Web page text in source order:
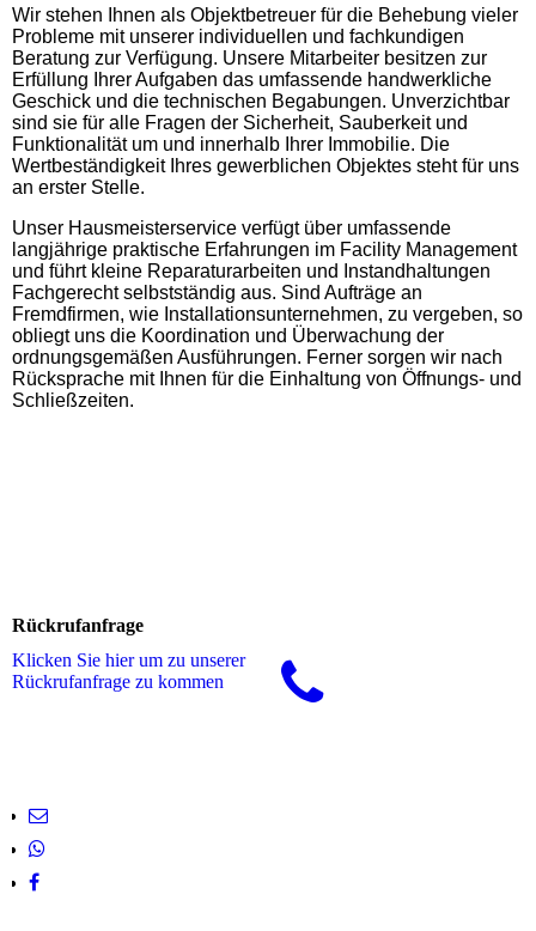
Wir stehen Ihnen als Objektbetreuer für die Behebung vieler
Probleme mit unserer individuellen und fachkundigen
Beratung zur Verfügung. Unsere Mitarbeiter besitzen zur
Erfüllung Ihrer Aufgaben das umfassende handwerkliche
Geschick und die technischen Begabungen. Unverzichtbar
sind sie für alle Fragen der Sicherheit, Sauberkeit und
Funktionalität um und innerhalb Ihrer Immobilie. Die
Wertbeständigkeit Ihres gewerblichen Objektes steht für uns
an erster Stelle.
Unser Hausmeisterservice verfügt über umfassende
langjährige praktische Erfahrungen im Facility Management
und führt kleine Reparaturarbeiten und Instandhaltungen
Fachgerecht selbstständig aus. Sind Aufträge an
Fremdfirmen, wie Installationsunternehmen, zu vergeben, so
obliegt uns die Koordination und Überwachung der
ordnungsgemäßen Ausführungen. Ferner sorgen wir nach
Rücksprache mit Ihnen für die Einhaltung von Öffnungs- und
Schließzeiten.
Rückrufanfrage
Klicken Sie hier um zu unserer
Rückrufanfrage zu kommen